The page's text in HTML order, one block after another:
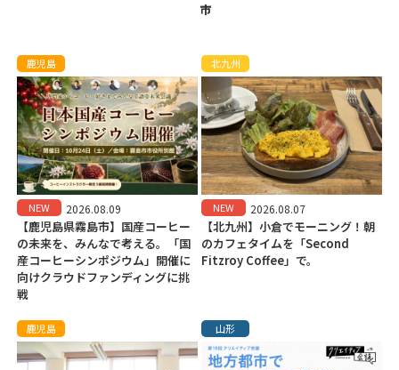
市
鹿児島
NEW 2026.08.09
【鹿児島県霧島市】国産コーヒー
の未来を、みんなで考える。「国
産コーヒーシンポジウム」開催に
向けクラウドファンディングに挑
戦
北九州
NEW 2026.08.07
【北九州】小倉でモーニング！朝
のカフェタイムを「Second
Fitzroy Coffee」で。
鹿児島 山形